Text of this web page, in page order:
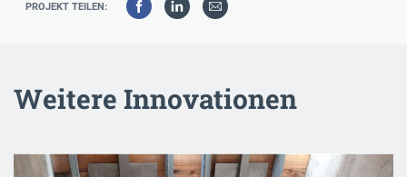
PROJEKT TEILEN:
Weitere Innovationen